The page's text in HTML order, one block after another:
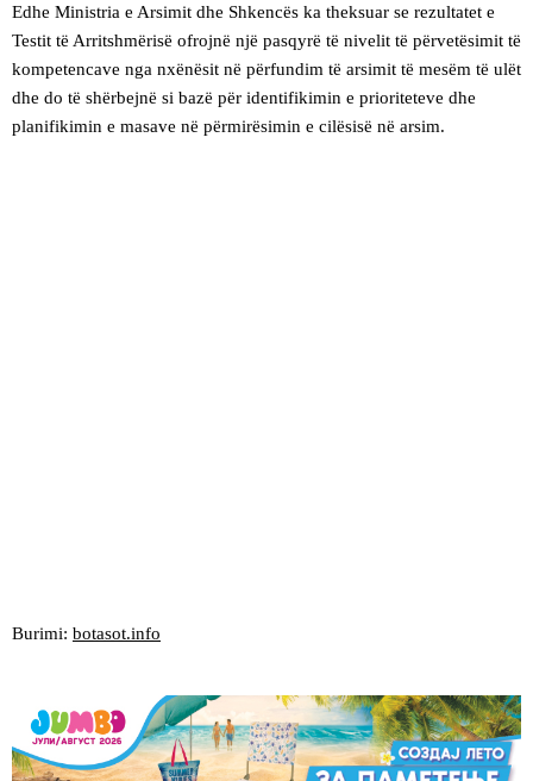
Edhe Ministria e Arsimit dhe Shkencës ka theksuar se rezultatet e
Testit të Arritshmërisë ofrojnë një pasqyrë të nivelit të përvetësimit të
kompetencave nga nxënësit në përfundim të arsimit të mesëm të ulët
dhe do të shërbejnë si bazë për identifikimin e prioriteteve dhe
planifikimin e masave në përmirësimin e cilësisë në arsim.
Burimi: botasot.info